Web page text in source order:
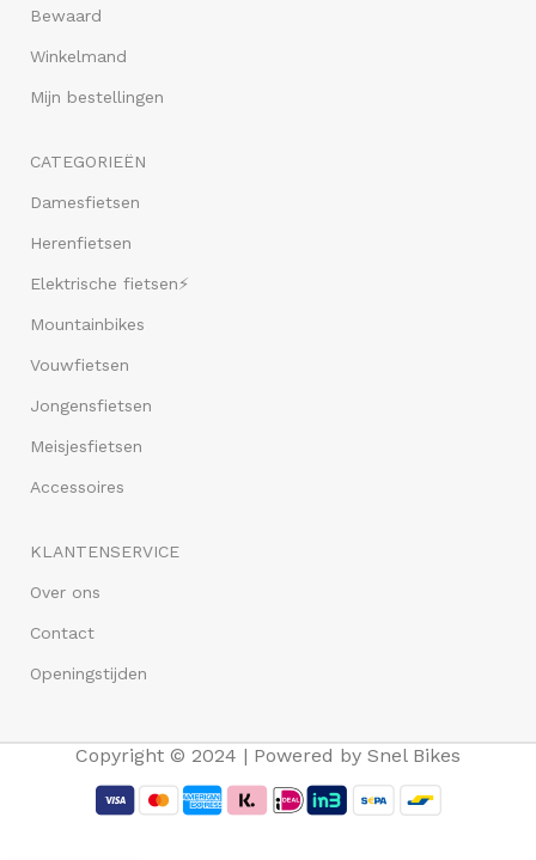
Bewaard
Winkelmand
Mijn bestellingen
CATEGORIEËN
Damesfietsen
Herenfietsen
Elektrische fietsen⚡
Mountainbikes
Vouwfietsen
Jongensfietsen
Meisjesfietsen
Accessoires
KLANTENSERVICE
Over ons
Contact
Openingstijden
Copyright © 2024 | Powered by Snel Bikes